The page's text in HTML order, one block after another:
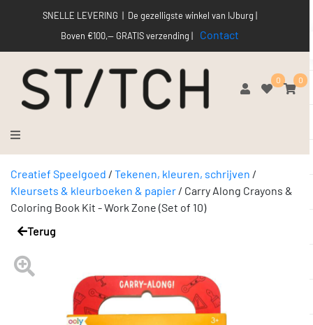
SNELLE LEVERING | De gezelligste winkel van IJburg |
Boven €100,-- GRATIS verzending |
Contact
0 0
Creatief Speelgoed / Tekenen, kleuren, schrijven /
Kleursets & kleurboeken & papier / Carry Along Crayons &
Coloring Book Kit - Work Zone (Set of 10)
Terug